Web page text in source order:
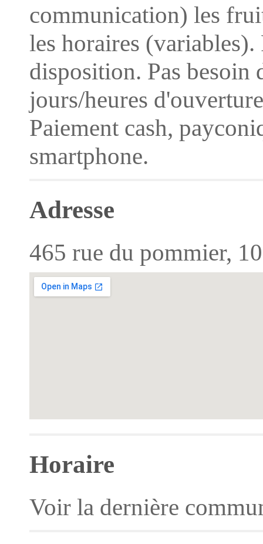
communication) les
les horaires
disposition. Pas besoin
jours/heures
Paiement cash,
smartphone.
Adresse
465 rue du pommier,
Horaire
Voir la dernière